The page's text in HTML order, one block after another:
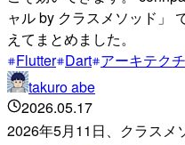
ャル by クラスメソッド」
えてまとめました。
Flutter Dart アーキテク
takuro abe
2026.05.17
2026年5月11日、クラスメ